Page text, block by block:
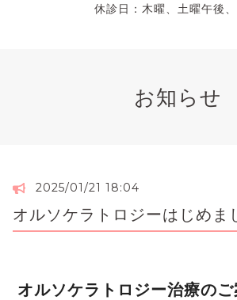
休診日：木曜、土曜午後
お知らせ
2025/01/21 18:04
オルソケラトロジーはじめま
オルソケラトロジー治療のご